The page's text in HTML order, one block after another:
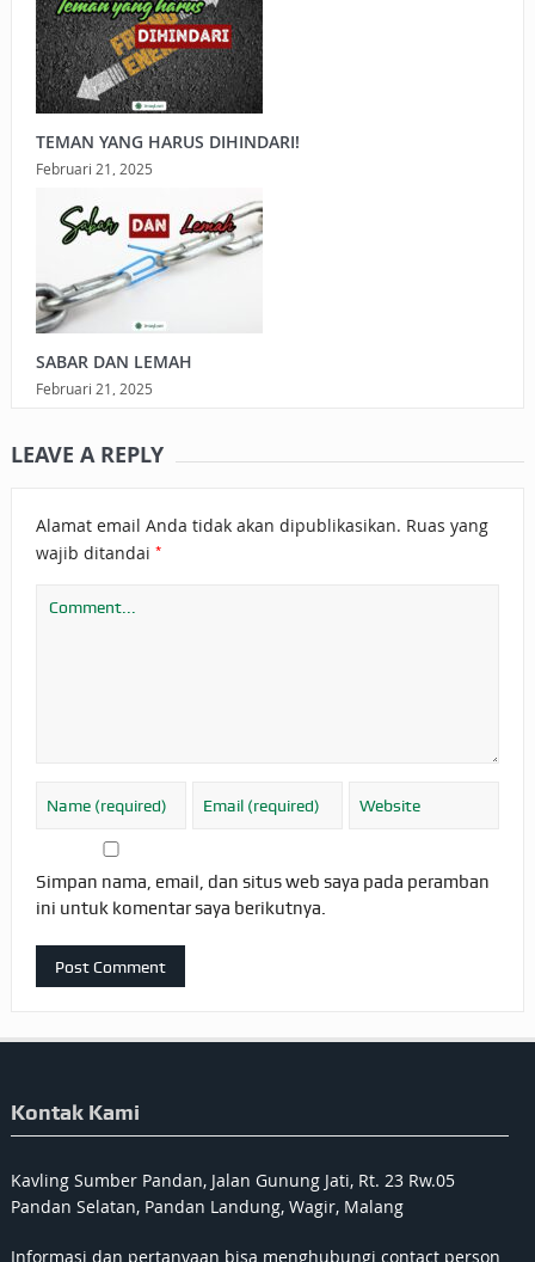
TEMAN YANG HARUS DIHINDARI!
Februari 21, 2025
SABAR DAN LEMAH
Februari 21, 2025
LEAVE A REPLY
Alamat email Anda tidak akan dipublikasikan. Ruas yang
wajib ditandai *
Simpan nama, email, dan situs web saya pada peramban
ini untuk komentar saya berikutnya.
Kontak Kami
Kavling Sumber Pandan, Jalan Gunung Jati, Rt. 23 Rw.05
Pandan Selatan, Pandan Landung, Wagir, Malang
Informasi dan pertanyaan bisa menghubungi contact person